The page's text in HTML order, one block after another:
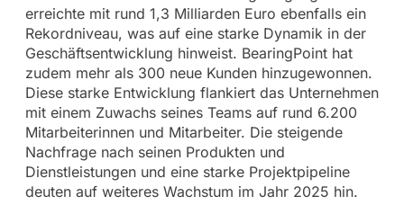
erreichte mit rund 1,3 Milliarden Euro ebenfalls ein
Rekordniveau, was auf eine starke Dynamik in der
Geschäftsentwicklung hinweist. BearingPoint hat
zudem mehr als 300 neue Kunden hinzugewonnen.
Diese starke Entwicklung flankiert das Unternehmen
mit einem Zuwachs seines Teams auf rund 6.200
Mitarbeiterinnen und Mitarbeiter. Die steigende
Nachfrage nach seinen Produkten und
Dienstleistungen und eine starke Projektpipeline
deuten auf weiteres Wachstum im Jahr 2025 hin.